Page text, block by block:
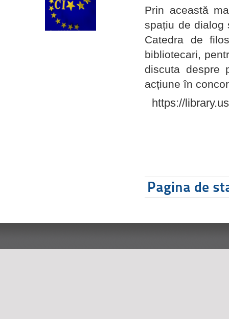
Prin această
spațiu de dialog
Catedra de
bibliotecari,
discuta despre
acțiune în
https://
Pagina de